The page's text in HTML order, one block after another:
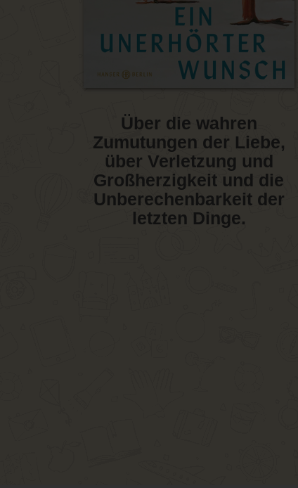
Über die wahren
Zumutungen der Liebe,
über Verletzung und
Großherzigkeit und die
Unberechenbarkeit der
letzten Dinge.